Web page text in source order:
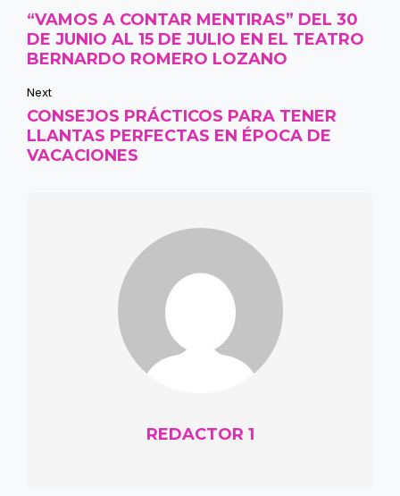
“VAMOS A CONTAR MENTIRAS” DEL 30
DE JUNIO AL 15 DE JULIO EN EL TEATRO
BERNARDO ROMERO LOZANO
Next
CONSEJOS PRÁCTICOS PARA TENER
LLANTAS PERFECTAS EN ÉPOCA DE
VACACIONES
REDACTOR 1